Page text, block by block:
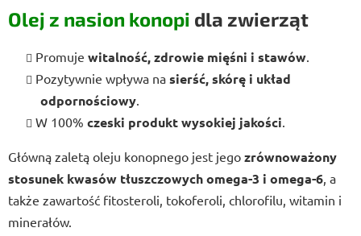
Olej z nasion konopi dla zwierząt
Promuje witalność, zdrowie mięśni i stawów.
Pozytywnie wpływa na sierść, skórę i układ
odpornościowy.
W 100% czeski produkt wysokiej jakości.
Główną zaletą oleju konopnego jest jego zrównoważony
stosunek kwasów tłuszczowych omega-3 i omega-6, a
także zawartość fitosteroli, tokoferoli, chlorofilu, witamin i
minerałów.